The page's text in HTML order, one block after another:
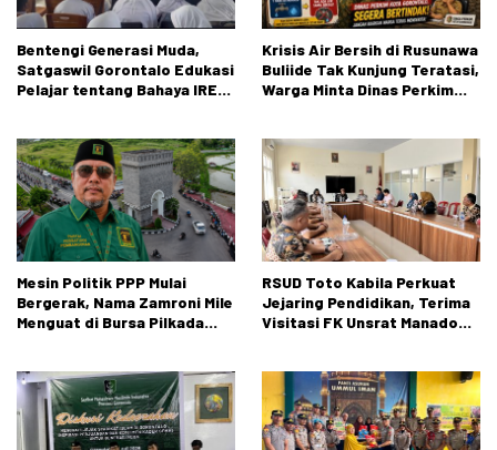
Bentengi Generasi Muda,
Satgaswil Gorontalo Edukasi
Pelajar tentang Bahaya IRET,
Krisis Air Bersih di Rusunawa
Buliide Tak Kunjung Teratasi,
Warga Minta Dinas Perkim
Mesin Politik PPP Mulai
Bergerak, Nama Zamroni Mile
Menguat di Bursa Pilkada
RSUD Toto Kabila Perkuat
Jejaring Pendidikan, Terima
Visitasi FK Unsrat Manado